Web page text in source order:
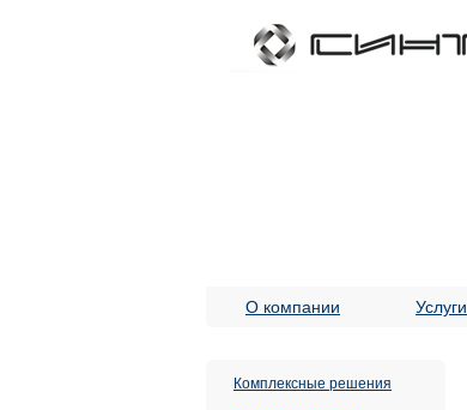
О компании Услуги
Комплексные решения